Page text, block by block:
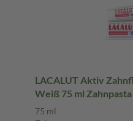
LACALUT Aktiv
Weiß 75 ml Zahnpasta
75 ml